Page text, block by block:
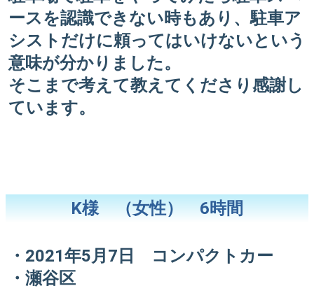
ースを認識できない時もあり、駐車ア
シストだけに頼ってはいけないという
意味が分かりました。
そこまで考えて教えてくださり感謝し
ています。
K様 （女性） 6時間
・2021年5月7日 コンパクトカー
・瀬谷区